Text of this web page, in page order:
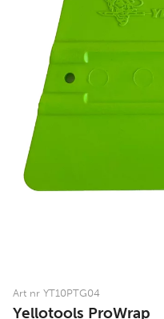
Art nr YT10PTG04
Yellotools ProWrap